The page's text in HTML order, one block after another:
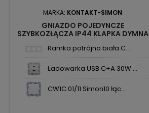
MARKA: KONTAKT-SIMON
GNIAZDO POJEDYNCZE
SZYBKOZŁĄCZA IP44 KLAPKA DYMNA
KONTAKT-SIMON
Ramka potrójna biała C...
Ładowarka USB C+A 30W ...
CW1C.01/11 Simon10 łąc...